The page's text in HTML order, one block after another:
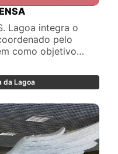
Lagoa integra o
pelo
como objetivo
de atividades
o catálogo de
da Lagoa